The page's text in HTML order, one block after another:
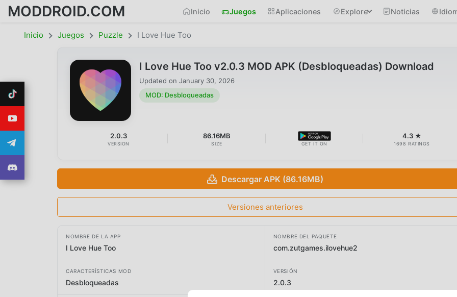
MODDROID.COM Inicio Juegos Aplicaciones Explore Noticias
Inicio Juegos Puzzle I Love Hue Too
I Love Hue Too v2.0.3 MOD APK (Desbloqueadas) Download
Updated on January 30, 2026
MOD: Desbloqueadas
2.0.3
VERSION
86.16MB
SIZE GET IT ON
4.3 ★
1698 RATINGS
Descargar APK (86.16MB)
Versiones anteriores
NOMBRE DE LA APP
I Love Hue Too
NOMBRE DEL PAQUETE
com.zutgames.ilovehue2
CARACTERÍSTICAS MOD
Desbloqueadas
VERSIÓN
2.0.3